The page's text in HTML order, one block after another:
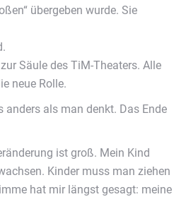
übergeben wurde. Sie
Säule des TiM-Theaters. Alle
neue Rolle.
anders als man denkt. Das Ende
ist groß. Mein Kind
Kinder muss man ziehen
hat mir längst gesagt: meine